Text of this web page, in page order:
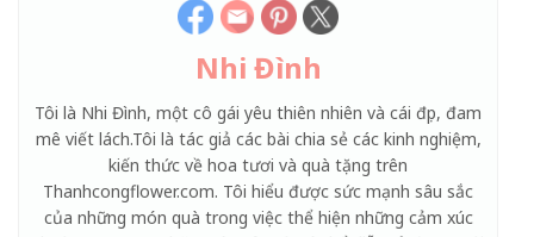
Nhi Đình
Tôi là Nhi Đình, một cô gái yêu thiên nhiên và cái đẹp, đam
mê viết lách.Tôi là tác giả các bài chia sẻ các kinh nghiệm,
kiến thức về hoa tươi và quà tặng trên
Thanhcongflower.com. Tôi hiểu được sức mạnh sâu sắc
của những món quà trong việc thể hiện những cảm xúc